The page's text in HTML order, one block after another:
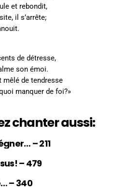
et rebondit,
il s’arrête;
de détresse,
son émoi.
mêlé de tendresse
manquer de foi?»
chanter aussi:
– 211
– 479
– 340